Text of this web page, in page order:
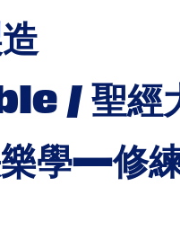
/ 聖經
—修練